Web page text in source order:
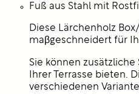
Fuß aus Stahl mit
Diese Lärchenholz
maβgeschneidert für
Sie können
Ihrer Terrasse bieten.
verschiedenen